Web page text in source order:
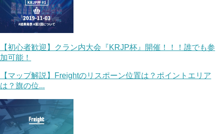
【初心者歓迎】クラン内大会『KRJP杯』開催！！！誰でも参
加可能！
【マップ解説】Freightのリスポーン位置は？ポイントエリア
は？旗の位...